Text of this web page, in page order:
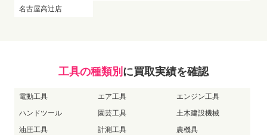
名古屋高辻店
工具の種類別 に買取実績を確認
電動工具 エア工具
エンジン工具
ハンドツール
園芸工具
土木建設機械
油圧工具
計測工具
農機具